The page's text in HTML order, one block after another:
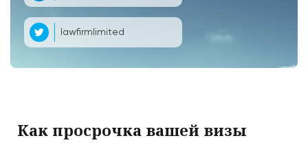
lawfirmlimited
Как просрочка вашей визы